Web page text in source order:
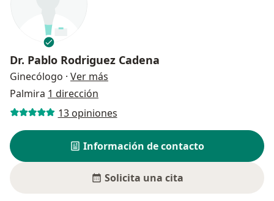
Dr. Pablo Rodriguez Cadena
Ginecólogo · Ver más
Palmira 1 dirección
13 opiniones
Información de contacto
Solicita una cita